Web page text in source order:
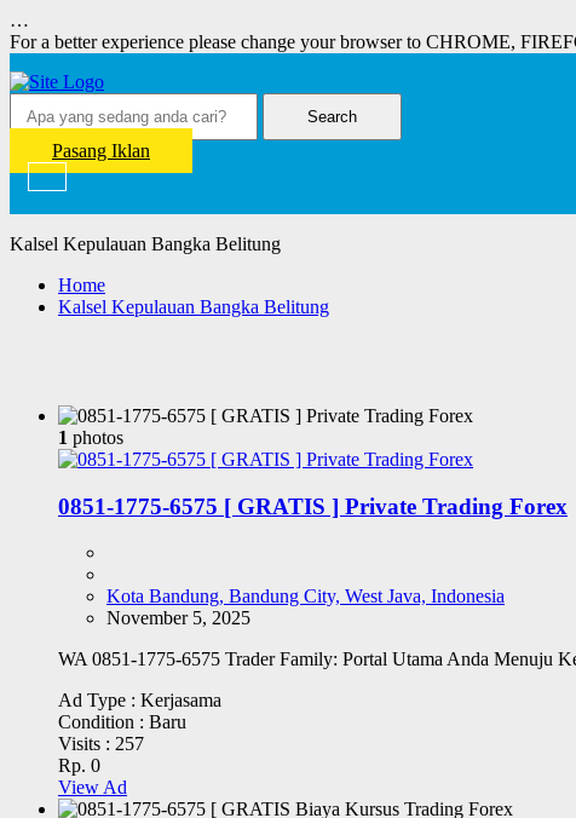
…
For a better experience please change your browser to CHROME,
Search
Pasang Iklan
Kalsel Kepulauan Bangka Belitung
Home
Kalsel Kepulauan Bangka Belitung
1 photos
0851-1775-6575 [ GRATIS ] Private Trading Forex
Kota Bandung, Bandung City, West Java, Indonesia
November 5, 2025
WA 0851-1775-6575 Trader Family: Portal Utama Anda Menuju
Ad Type : Kerjasama
Condition : Baru
Visits : 257
Rp. 0
View Ad